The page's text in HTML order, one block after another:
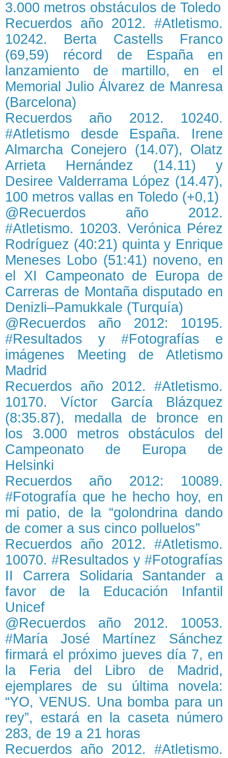
3.000 metros obstáculos de Toledo
Recuerdos año 2012. #Atletismo.
10242. Berta Castells Franco
(69,59) récord de España en
lanzamiento de martillo, en el
Memorial Julio Álvarez de Manresa
(Barcelona)
Recuerdos año 2012. 10240.
#Atletismo desde España. Irene
Almarcha Conejero (14.07), Olatz
Arrieta Hernández (14.11) y
Desiree Valderrama López (14.47),
100 metros vallas en Toledo (+0,1)
@Recuerdos año 2012.
#Atletismo. 10203. Verónica Pérez
Rodríguez (40:21) quinta y Enrique
Meneses Lobo (51:41) noveno, en
el XI Campeonato de Europa de
Carreras de Montaña disputado en
Denizli–Pamukkale (Turquía)
@Recuerdos año 2012: 10195.
#Resultados y #Fotografías e
imágenes Meeting de Atletismo
Madrid
Recuerdos año 2012. #Atletismo.
10170. Víctor García Blázquez
(8:35.87), medalla de bronce en
los 3.000 metros obstáculos del
Campeonato de Europa de
Helsinki
Recuerdos año 2012: 10089.
#Fotografía que he hecho hoy, en
mi patio, de la “golondrina dando
de comer a sus cinco polluelos”
Recuerdos año 2012. #Atletismo.
10070. #Resultados y #Fotografías
II Carrera Solidaria Santander a
favor de la Educación Infantil
Unicef
@Recuerdos año 2012. 10053.
#María José Martínez Sánchez
firmará el próximo jueves día 7, en
la Feria del Libro de Madrid,
ejemplares de su última novela:
“YO, VENUS. Una bomba para un
rey”, estará en la caseta número
283, de 19 a 21 horas
Recuerdos año 2012. #Atletismo.